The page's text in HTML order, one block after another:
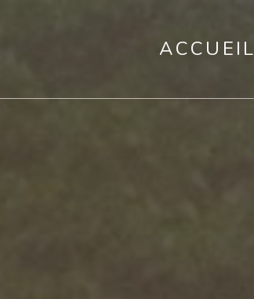
ACCUEIL